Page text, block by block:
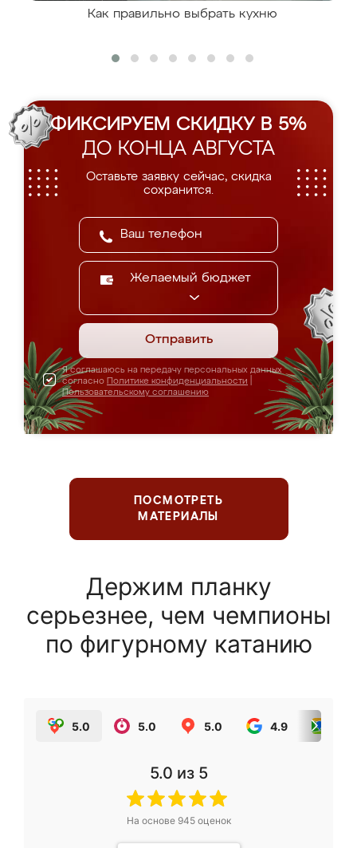
Как правильно выбрать кухню
ФИКСИРУЕМ СКИДКУ В 5%
ДО КОНЦА АВГУСТА
Оставьте заявку сейчас, скидка
сохранится.
Желаемый бюджет
Отправить
Я соглашаюсь на передачу персональных данных
согласно Политике конфиденциальности
Пользовательскому соглашению
ПОСМОТРЕТЬ
МАТЕРИАЛЫ
Держим планку
серьезнее, чем чемпионы
по фигурному катанию
5.0 5.0 5.0 4.9
5.0 из 5
На основе 945оценок